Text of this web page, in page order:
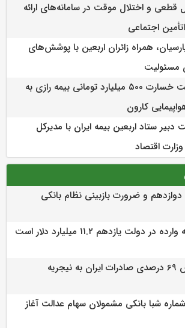
قطعی و اختلال موقت در سامانه‌های ارائه
اجتماعی
همراه زائران اربعین با پوشش‌های
مسئولیت
پرداخت خسارت ۵۰۰ میلیارد تومانی بیمه رازی به
کارون
ستاد اربعین بیمه ایران با مدیرکل
اقتصاد
و ضرورت بازبینی نظام بانکی
در دولت یازدهم ۱۱.۲ میلیارد دلار است
شماره شبا بانکی مشمولان سهام عدالت آغاز